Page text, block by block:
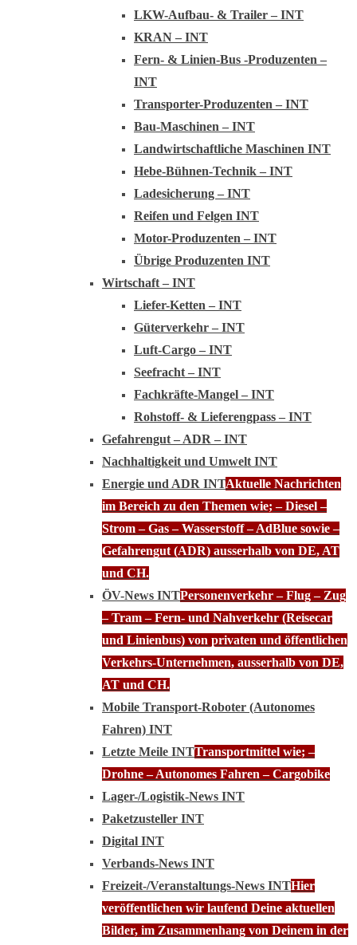
LKW-Aufbau- & Trailer – INT
KRAN – INT
Fern- & Linien-Bus -Produzenten –
INT
Transporter-Produzenten – INT
Bau-Maschinen – INT
Landwirtschaftliche Maschinen INT
Hebe-Bühnen-Technik – INT
Ladesicherung – INT
Reifen und Felgen INT
Motor-Produzenten – INT
Übrige Produzenten INT
Wirtschaft – INT
Liefer-Ketten – INT
Güterverkehr – INT
Luft-Cargo – INT
Seefracht – INT
Fachkräfte-Mangel – INT
Rohstoff- & Lieferengpass – INT
Gefahrengut – ADR – INT
Nachhaltigkeit und Umwelt INT
Energie und ADR INTAktuelle Nachrichten
im Bereich zu den Themen wie; – Diesel –
Strom – Gas – Wasserstoff – AdBlue sowie –
Gefahrengut (ADR) ausserhalb von DE, AT
und CH.
ÖV-News INTPersonenverkehr – Flug – Zug
– Tram – Fern- und Nahverkehr (Reisecar
und Linienbus) von privaten und öffentlichen
Verkehrs-Unternehmen, ausserhalb von DE,
AT und CH.
Mobile Transport-Roboter (Autonomes
Fahren) INT
Letzte Meile INTTransportmittel wie; –
Drohne – Autonomes Fahren – Cargobike
Lager-/Logistik-News INT
Paketzusteller INT
Digital INT
Verbands-News INT
Freizeit-/Veranstaltungs-News INTHier
veröffentlichen wir laufend Deine aktuellen
Bilder, im Zusammenhang von Deinem in der